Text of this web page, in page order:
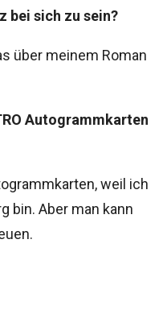
bei sich zu sein?
über meinem Roman
Autogrammkarten
weil ich
bin. Aber man kann